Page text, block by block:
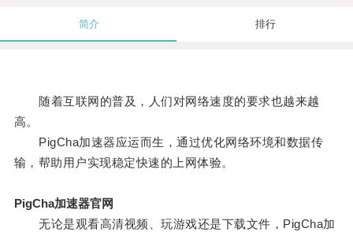
简介 排行
随着互联网的普及，人们对网络速度的要求也越来越
高。
PigCha加速器应运而生，通过优化网络环境和数据传
输，帮助用户实现稳定快速的上网体验。
PigCha加速器官网
无论是观看高清视频、玩游戏还是下载文件，PigCha加